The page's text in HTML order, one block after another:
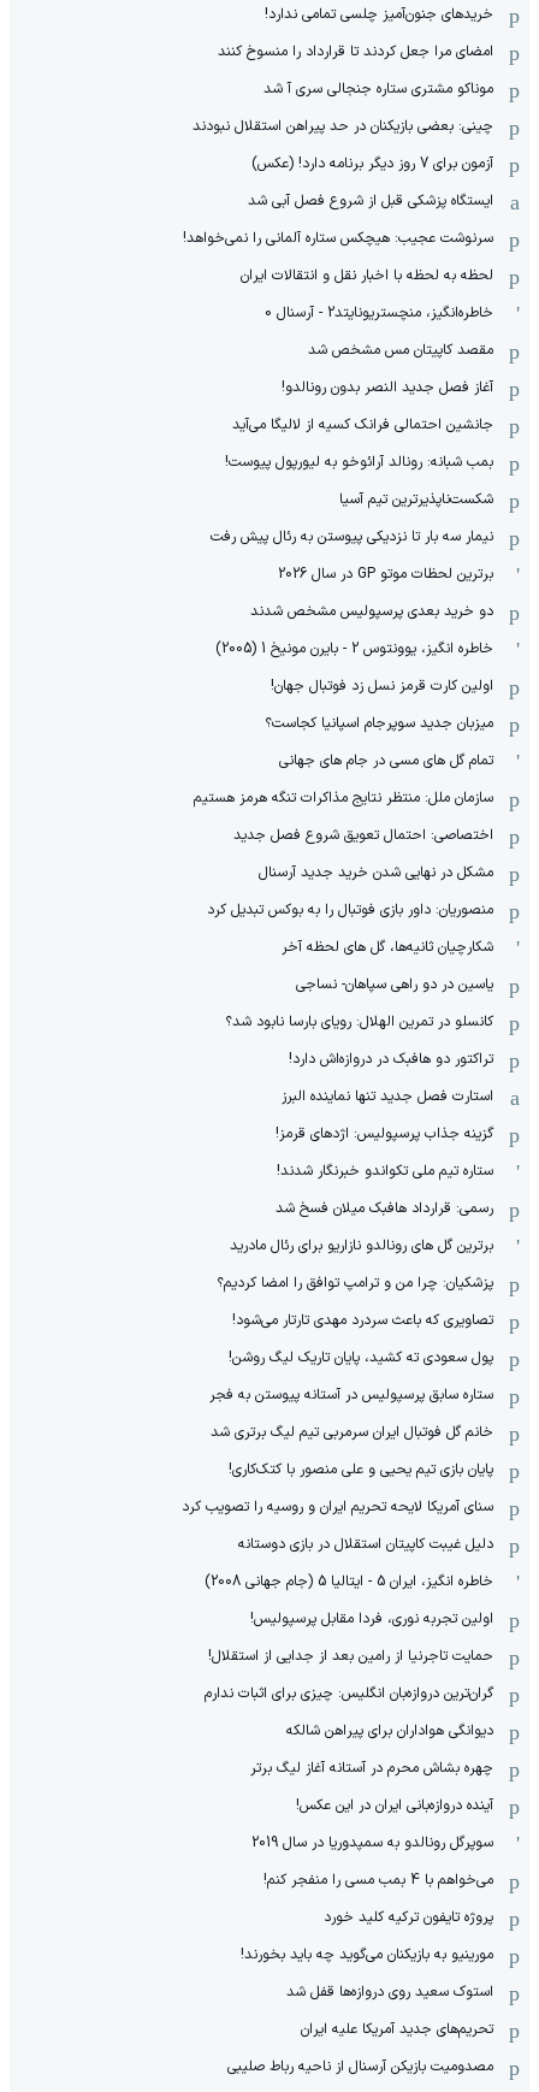
خریدهای جنون‌آمیز چلسی تمامی ندارد!
امضای مرا جعل کردند تا قرارداد را منسوخ کنند
موناکو مشتری ستاره جنجالی سری آ شد
چینی: بعضی بازیکنان در حد پیراهن استقلال نبودند
آزمون برای 7 روز دیگر برنامه دارد! (عکس)
ایستگاه پزشکی قبل از شروع فصل آبی شد
سرنوشت عجیب: هیچکس ستاره آلمانی را نمی‌خواهد!
لحظه به لحظه با اخبار نقل و انتقالات ایران
خاطره‌انگیز، منچستریونایتد2 - آرسنال 0
مقصد کاپیتان مس مشخص شد
آغاز فصل جدید النصر بدون رونالدو!
جانشین احتمالی فرانک کسیه از لالیگا می‌آید
بمب شبانه: رونالد آرائوخو به لیورپول پیوست!
شکست‌ناپذیرترین تیم آسیا
نیمار سه بار تا نزدیکی پیوستن به رئال پیش رفت
برترین لحظات موتو GP در سال 2026
دو خرید بعدی پرسپولیس مشخص شدند
خاطره انگیز، یوونتوس 2 - بایرن مونیخ 1 (2005)
اولین کارت قرمز نسل زد فوتبال جهان!
میزبان جدید سوپرجام اسپانیا کجاست؟
تمام گل های مسی در جام های جهانی
سازمان ملل: منتظر نتایج مذاکرات تنگه هرمز هستیم
اختصاصی: احتمال تعویق شروع فصل جدید
مشکل در نهایی شدن خرید جدید آرسنال
منصوریان: داور بازی فوتبال را به بوکس تبدیل کرد
شکارچیان ثانیه‌ها، گل های لحظه آخر
یاسین در دو راهی سپاهان- نساجی
کانسلو در تمرین الهلال: رویای بارسا نابود شد؟
تراکتور دو هافبک در دروازه‌اش دارد!
استارت فصل جدید تنها نماینده البرز
گزینه جذاب پرسپولیس: اژدهای قرمز!
ستاره تیم ملی تکواندو خبرنگار شدند!
رسمی: قرارداد هافبک میلان فسخ شد
برترین گل های رونالدو نازاریو برای رئال مادرید
پزشکیان: چرا من و ترامپ توافق را امضا کردیم؟
تصاویری که باعث سردرد مهدی تارتار می‌شود!
پول سعودی ته کشید، پایان تاریک لیگ روشن!
ستاره سابق پرسپولیس در آستانه پیوستن به فجر
خانم گل فوتبال ایران سرمربی تیم لیگ برتری شد
پایان بازی تیم یحیی و علی منصور با کتک‌کاری!
سنای آمریکا لایحه تحریم ایران و روسیه را تصویب کرد
دلیل غیبت کاپیتان استقلال در بازی دوستانه
خاطره انگیز، ایران 5 - ایتالیا 5 (جام جهانی 2008)
اولین تجربه نوری، فردا مقابل پرسپولیس!
حمایت تاجرنیا از رامین بعد از جدایی از استقلال!
گران‌ترین دروازه‌بان انگلیس: چیزی برای اثبات ندارم
دیوانگی هواداران برای پیراهن شالکه
چهره بشاش محرم در آستانه آغاز لیگ برتر
آینده دروازه‌بانی ایران در این عکس!
سوپرگل رونالدو به سمپدوریا در سال 2019
می‌خواهم با 4 بمب مسی را منفجر کنم!
پروژه تایفون ترکیه کلید خورد
مورینیو به بازیکنان می‌گوید چه باید بخورند!
استوک سعید روی دروازه‌ها قفل شد
تحریم‌های جدید آمریکا علیه ایران
مصدومیت بازیکن آرسنال از ناحیه رباط صلیبی